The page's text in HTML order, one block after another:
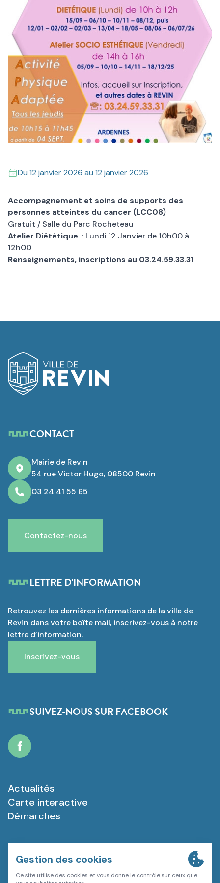
Du 12 janvier 2026 au 12 janvier 2026
Accompagnement et soins de supports des
personnes atteintes du cancer (LCC08)
Gratuit / Salle du Parc Rocheteau
Atelier Diététique : Lundi 12 Janvier de 10h00 à
12h00
Renseignements, inscriptions au 03.24.59.33.31
CONTACT
Mairie de Revin
54 rue Victor Hugo, 08500 Revin
03 24 41 55 65
Contactez-nous
LETTRE D'INFORMATION
Retrouvez les dernières informations de la ville de
Revin dans votre boîte mail, inscrivez-vous à notre
lettre d’information.
Inscrivez-vous
SUIVEZ-NOUS SUR FACEBOOK
Actualités
Carte interactive
Démarches
Plan du site
Mentions légales